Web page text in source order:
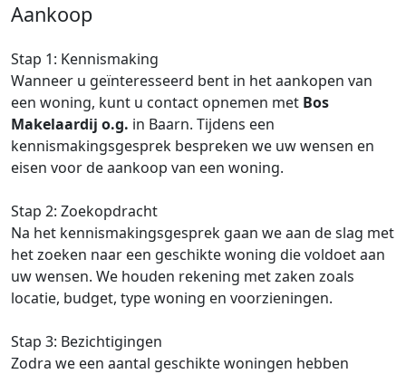
Aankoop
Stap 1: Kennismaking
Wanneer u geïnteresseerd bent in het aankopen van
een woning, kunt u contact opnemen met Bos
Makelaardij o.g. in Baarn. Tijdens een
kennismakingsgesprek bespreken we uw wensen en
eisen voor de aankoop van een woning.
Stap 2: Zoekopdracht
Na het kennismakingsgesprek gaan we aan de slag met
het zoeken naar een geschikte woning die voldoet aan
uw wensen. We houden rekening met zaken zoals
locatie, budget, type woning en voorzieningen.
Stap 3: Bezichtigingen
Zodra we een aantal geschikte woningen hebben